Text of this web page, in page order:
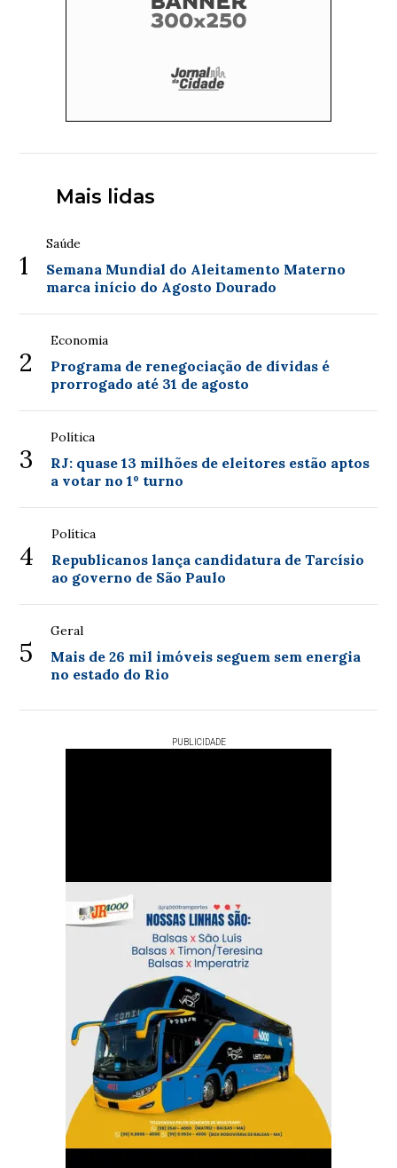
Mais lidas
1
Saúde
Semana Mundial do Aleitamento Materno
marca início do Agosto Dourado
2
Economia
Programa de renegociação de dívidas é
prorrogado até 31 de agosto
3
Política
RJ: quase 13 milhões de eleitores estão aptos
a votar no 1º turno
4
Política
Republicanos lança candidatura de Tarcísio
ao governo de São Paulo
5
Geral
Mais de 26 mil imóveis seguem sem energia
no estado do Rio
PUBLICIDADE